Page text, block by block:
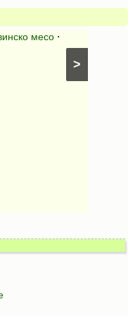
>
месо ⋅
яйца